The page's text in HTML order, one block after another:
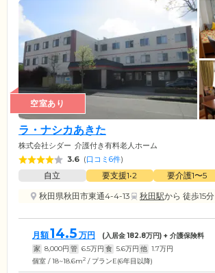
空室あり
ラ・ナシカあきた
株式会社シダー 介護付き有料老人ホーム
3.6 (口コミ6件)
自立 要支援1•2 要介護1〜5
秋田県秋田市東通4-4-13
秋田駅から 徒歩15分
月額14.5 万円 (入居金182.8万円) + 介護保険料
家 8,000円 管 6.5万円 食 5.6万円 他 1.7万円
個室 / 18~18.6m2 / プランE(6年目以降)